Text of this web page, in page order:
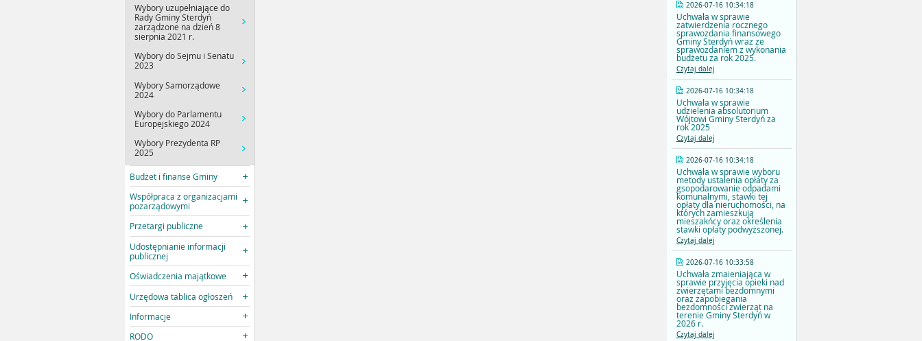
Wybory uzupełniające do
Rady Gminy Sterdyń
zarządzone na dzień 8
sierpnia 2021 r.
Wybory do Sejmu i Senatu
2023
Wybory Samorządowe
2024
Wybory do Parlamentu
Europejskiego 2024
Wybory Prezydenta RP
2025
Budżet i finanse Gminy
Współpraca z organizacjami
pozarządowymi
Przetargi publiczne
Udostępnianie informacji
publicznej
Oświadczenia majątkowe
Urzędowa tablica ogłoszeń
Informacje
RODO
2026-07-16 10:34:18
Uchwała w sprawie
zatwierdzenia rocznego
sprawozdania finansowego
Gminy Sterdyń wraz ze
sprawozdaniem z wykonania
budżetu za rok 2025.
Czytaj dalej
2026-07-16 10:34:18
Uchwała w sprawie
udzielenia absolutorium
Wójtowi Gminy Sterdyń za
rok 2025
Czytaj dalej
2026-07-16 10:34:18
Uchwała w sprawie wyboru
metody ustalenia opłaty za
gsopodarowanie odpadami
komunalnymi, stawki tej
opłaty dla nieruchomości, na
których zamieszkują
mieszakńcy oraz określenia
stawki opłaty podwyższonej.
Czytaj dalej
2026-07-16 10:33:58
Uchwała zmaieniająca w
sprawie przyjęcia opieki nad
zwierzętami bezdomnymi
oraz zapobiegania
bezdomności zwierząt na
terenie Gminy Sterdyń w
2026 r.
Czytaj dalej